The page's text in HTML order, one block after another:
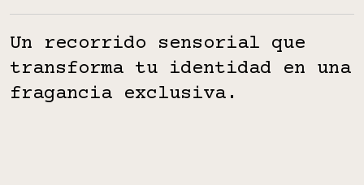
Un recorrido sensorial que
transforma tu identidad en una
fragancia exclusiva.